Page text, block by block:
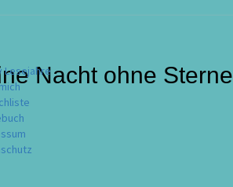
LesejahreNacht ohne Sterne